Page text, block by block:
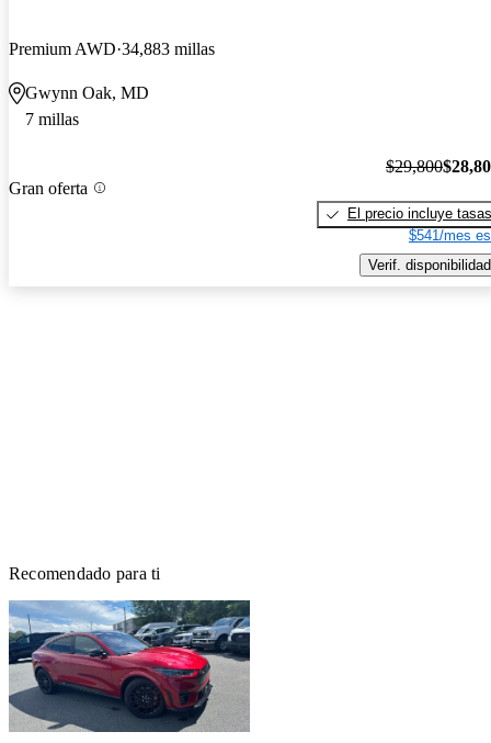
Premium AWD 34,883 millas
Gwynn Oak, MD
7 millas
Gran oferta
$29,800
El precio incluye tasas
$541/mes
Verif. disponibilidad
Recomendado para ti